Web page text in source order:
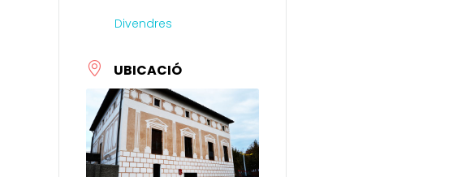
Divendres
UBICACIÓ